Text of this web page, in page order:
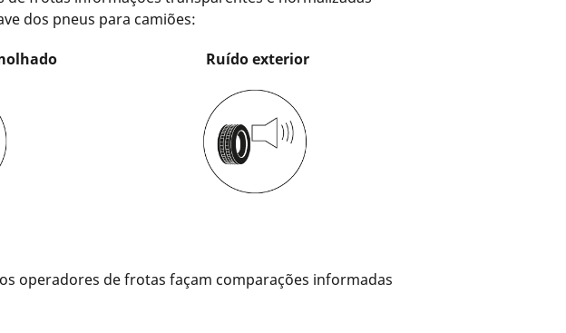
dos pneus para camiões:
Ruído exterior
operadores de frotas façam comparações informadas